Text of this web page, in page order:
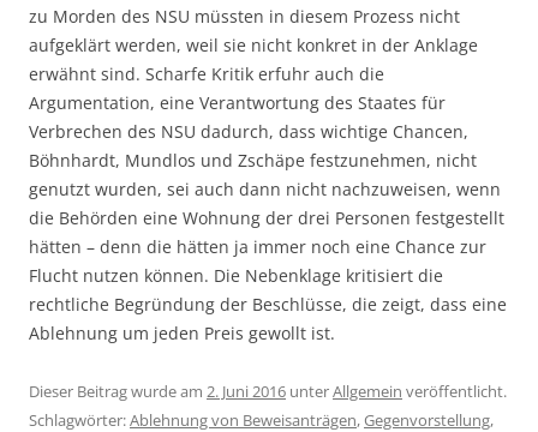
zu Morden des NSU müssten in diesem Prozess nicht
aufgeklärt werden, weil sie nicht konkret in der Anklage
erwähnt sind. Scharfe Kritik erfuhr auch die
Argumentation, eine Verantwortung des Staates für
Verbrechen des NSU dadurch, dass wichtige Chancen,
Böhnhardt, Mundlos und Zschäpe festzunehmen, nicht
genutzt wurden, sei auch dann nicht nachzuweisen, wenn
die Behörden eine Wohnung der drei Personen festgestellt
hätten – denn die hätten ja immer noch eine Chance zur
Flucht nutzen können. Die Nebenklage kritisiert die
rechtliche Begründung der Beschlüsse, die zeigt, dass eine
Ablehnung um jeden Preis gewollt ist.
Dieser Beitrag wurde am 2. Juni 2016 unterAllgemein veröffentlicht.
Schlagwörter:Ablehnung von Beweisanträgen,Gegenvorstellung,